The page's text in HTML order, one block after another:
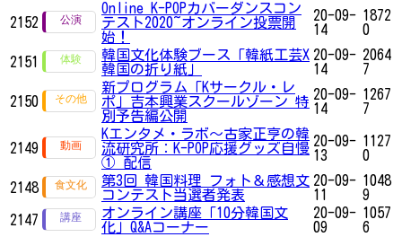
2152
Online K-POPカバーダンスコン
テスト2020~オンライン投票開
始！
20-09-
14
1872
0
2151
韓国文化体験ブース「韓紙工芸X
韓国の折り紙」
20-09-
14
2064
7
2150
新プログラム「Kサークル・レ
ポ」吉本興業スクールゾーン 特
別予告編公開
20-09-
14
1267
7
2149
Kエンタメ・ラボ～古家正亨の韓
流研究所：K-POP応援グッズ自慢
① 配信
20-09-
13
1127
0
2148
第3回 韓国料理 フォト＆感想文
コンテスト当選者発表
20-09-
11
1048
9
2147
オンライン講座「10分韓国文
化」Q&Aコーナー
20-09-
09
1057
6